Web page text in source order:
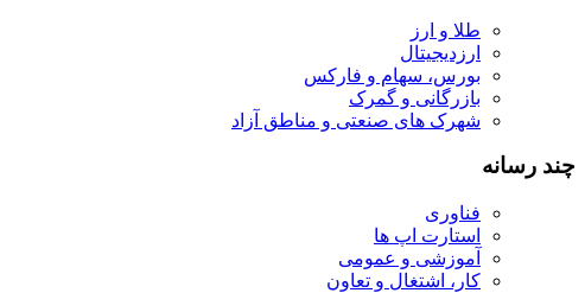
طلا و ارز
ارزدیجیتال
بورس، سهام و فارکس
بازرگانی و گمرک
شهرک های صنعتی و مناطق آزاد
چند رسانه
فناوری
استارت اپ ها
آموزشی و عمومی
کار، اشتغال و تعاون